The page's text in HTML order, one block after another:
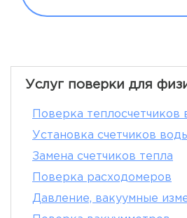
Услуг поверки для
Поверка теплосчетчиков
Установка счетчиков
Замена счетчиков тепла
Поверка расходомеров
Давление, вакуумные